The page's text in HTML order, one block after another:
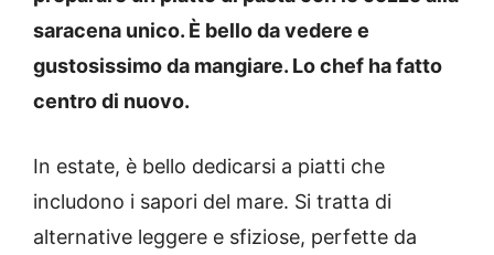
saracena unico. È bello da vedere e
gustosissimo da mangiare. Lo chef ha fatto
centro di nuovo.
In estate, è bello dedicarsi a piatti che
includono i sapori del mare. Si tratta di
alternative leggere e sfiziose, perfette da